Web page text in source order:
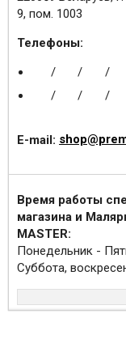
9, пом. 1003
Телефоны:
/
/ /
/
/ /
E-mail:
Время работы
магазина и
MASTER:
Понедельник -
Суббота,